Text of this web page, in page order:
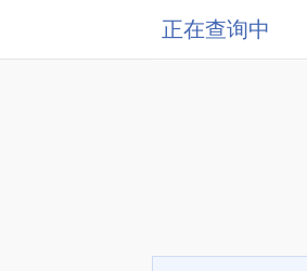
正在查询中